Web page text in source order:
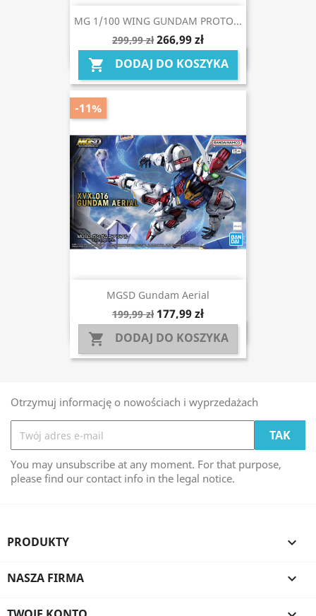
MG 1/100 WING GUNDAM PROTO...
299,99 zł 266,99 zł
 DODAJ DO KOSZYKA
MGSD Gundam Aerial
199,99 zł 177,99 zł
 DODAJ DO KOSZYKA
-11%
Otrzymuj informację o nowościach i wyprzedażach
You may unsubscribe at any moment. For that purpose,
please find our contact info in the legal notice.
PRODUKTY 
NASZA FIRMA 